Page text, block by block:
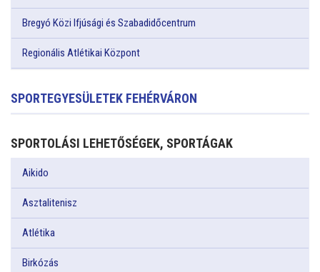
Bregyó Közi Ifjúsági és Szabadidőcentrum
Regionális Atlétikai Központ
SPORTEGYESÜLETEK FEHÉRVÁRON
SPORTOLÁSI LEHETŐSÉGEK, SPORTÁGAK
Aikido
Asztalitenisz
Atlétika
Birkózás